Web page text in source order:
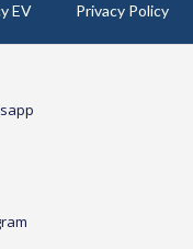
EV Privacy Policy